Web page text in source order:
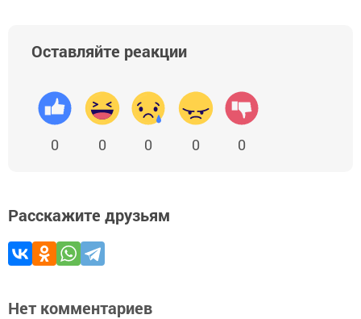
Оставляйте реакции
0 0 0 0 0
Расскажите друзьям
Нет комментариев